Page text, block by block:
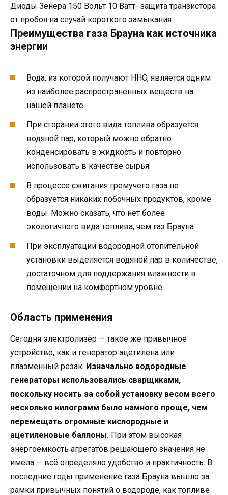
Диоды Зенера 150 Вольт 10 Ватт- защита транзистора
от пробоя на случай короткого замыкания
Преимущества газа Брауна как источника
энергии
Вода, из которой получают HHO, является одним
из наиболее распространённых веществ на
нашей планете.
При сгорании этого вида топлива образуется
водяной пар, который можно обратно
конденсировать в жидкость и повторно
использовать в качестве сырья.
В процессе сжигания гремучего газа не
образуется никаких побочных продуктов, кроме
воды. Можно сказать, что нет более
экологичного вида топлива, чем газ Брауна.
При эксплуатации водородной отопительной
установки выделяется водяной пар в количестве,
достаточном для поддержания влажности в
помещении на комфортном уровне.
Область применения
Сегодня электролизёр — такое же привычное
устройство, как и генератор ацетилена или
плазменный резак. Изначально водородные
генераторы использовались сварщиками,
поскольку носить за собой установку весом всего
несколько килограмм было намного проще, чем
перемещать огромные кислородные и
ацетиленовые баллоны. При этом высокая
энергоёмкость агрегатов решающего значения не
имела — всё определяло удобство и практичность. В
последние годы применение газа Брауна вышло за
рамки привычных понятий о водороде, как топливе